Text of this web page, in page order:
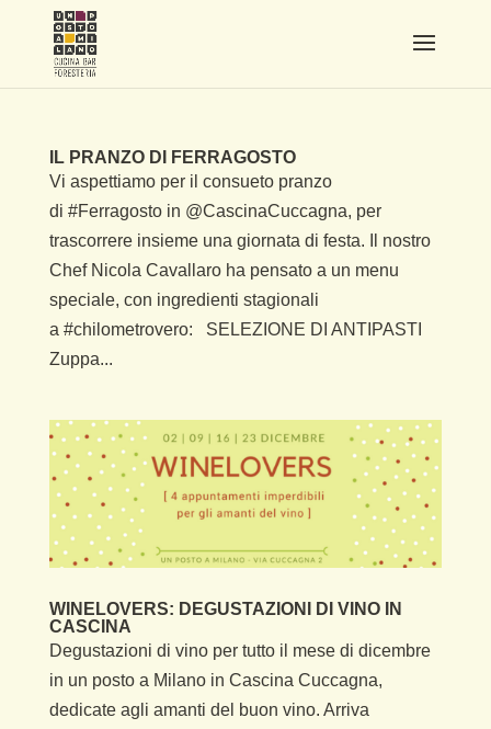
IL PRANZO DI FERRAGOSTO
Vi aspettiamo per il consueto pranzo
di #Ferragosto in @CascinaCuccagna, per
trascorrere insieme una giornata di festa. Il nostro
Chef Nicola Cavallaro ha pensato a un menu
speciale, con ingredienti stagionali
a #chilometrovero: SELEZIONE DI ANTIPASTI
Zuppa...
WINELOVERS: DEGUSTAZIONI DI VINO IN
CASCINA
Degustazioni di vino per tutto il mese di dicembre
in un posto a Milano in Cascina Cuccagna,
dedicate agli amanti del buon vino. Arriva